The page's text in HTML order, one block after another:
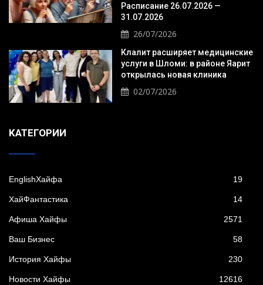
Расписание 26.07.2026 —
31.07.2026
26/07/2026
Клалит расширяет медицинские
услуги в Шломи: в районе Яарит
открылась новая клиника
02/07/2026
KАТЕГОРИИ
EnglishХайфа 19
XайФантастика 14
Афиша Хайфы 2571
Ваш Бизнес 58
История Хайфы 230
Новости Хайфы 12616